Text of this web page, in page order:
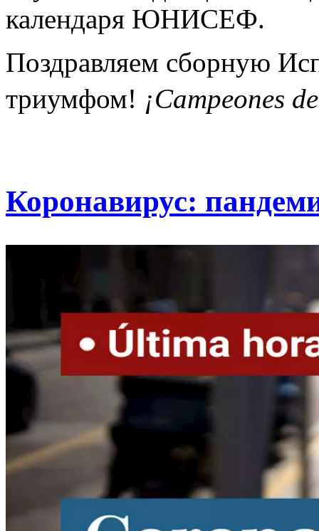
календаря ЮНИСЕФ.
Поздравляем сборную
триумфом! ¡Campeones
Коронавирус: